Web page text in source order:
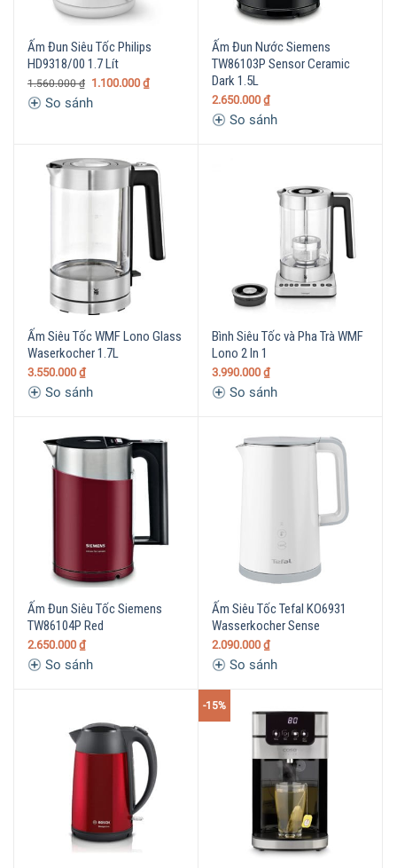
Ấm Đun Siêu Tốc Philips
HD9318/00 1.7 Lít
1.560.000₫ 1.100.000 ₫
So sánh
Ấm Đun Nước Siemens
TW86103P Sensor Ceramic
Dark 1.5L
2.650.000 ₫
So sánh
Ấm Siêu Tốc WMF Lono Glass
Waserkocher 1.7L
3.550.000 ₫
So sánh
Bình Siêu Tốc và Pha Trà WMF
Lono 2 In 1
3.990.000 ₫
So sánh
Ấm Đun Siêu Tốc Siemens
TW86104P Red
2.650.000 ₫
So sánh
Ấm Siêu Tốc Tefal KO6931
Wasserkocher Sense
2.090.000 ₫
So sánh
-15%